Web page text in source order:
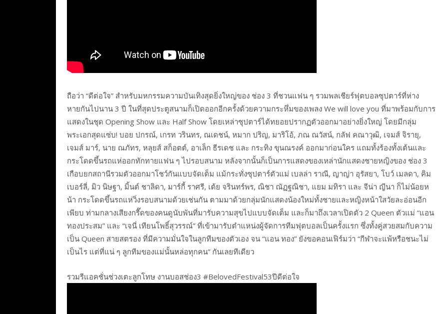
ถือว่า “ดีต่อใจ” สำหรับมหกรรมความบันเทิงสุดยิ่งใหญ่ของ ช่อง 3 ที่ชวนแฟน ๆ รวมพลเชียร์ฟุตบอลซุปตาร์ที่ห่าง
หายกันไปนาน 3 ปี ในที่สุดประตูสนามก็เปิดออกอีกครั้งด้วยความกระหึ่มของเพลง We will love you ที่มาพร้อมกับการ
แสดงในชุด Opening Show และ Half Show โดยเหล่าซุปตาร์ได้ทยอยปรากฏตัวออกมาอย่างยิ่งใหญ่ โดยมีกลุ่ม
พระเอกสุดแซ่บ! บอย ปกรณ์, เกรท วรินทร, ณเดชน์, หมาก ปริญ, มาริโอ้, ภณ ณวัสน์, กลัฟ คณาวุฒิ, เจมส์ จิรายุ,
เจมส์ มาร์, นาย ณภัทร, หลุยส์ สก็อตต์, อาเล็ก ธีรเดช และ กระทิง ขุนณรงค์ ออกมาก่อนใคร แถมทั้งร้องทั้งเต้นและ
กระโดดขึ้นรถแห่ออกทักทายแฟน ๆ ไปรอบสนาม หลังจากนั้นก็เป็นการแสดงของเหล่านักแสดงชายหญิงของ ช่อง 3
เกือบยกสถานีรวมตัวออกมาโชว์กันแบบจัดเต็ม แม้กระทั่งซุปตาร์ตัวแม่ เบลล่า ราณี, ญาญ่า อุรัสยา, โบว์ เมลดา, คิม
เบอร์ลี่, มิว นิษฐา, มิ้นต์ ชาลิดา, มาร์กี้ ราศรี, เต้ย จรินทร์พร, ณิชา ณัฏฐณิชา, แยม มทิรา และ จีน่า ญีนา ก็ไม่น้อยห
น้า กระโดดขึ้นรถแห่วิ่งรอบสนามด้วยเช่นกัน ตามมาด้วยกลุ่มนักแสดงน้องใหม่ทั้งชายและหญิงหน้าใสวัยละอ่อนอีก
เพียบ ท่ามกลางเสียงกรี๊ดของคนดูนับพันที่มารับความสุขไปแบบจัดเต็ม และก็มาถึงเวลาเปิดตัว 2 Queen ตัวแม่ “แอน
ทองประสม” และ “เจนี่ เทียนโพธิ์สุวรรณ์” ที่เข้ามารับตำแหน่งผู้จัดการทีมฟุตบอลเป็นครั้งแรก ซึ่งทั้งคู่สวยสมกับความ
เป็น Queen สายสตรอง ที่มีความมั่นใจในลูกทีมของตัวเอง จน “แอน ทอง” ยังขอคอนเฟิร์มว่า “กีฬาจะแพ้หรือชนะไม่
เป็นไร แต่ที่แน่ ๆ ลูกทีมของแม่นั้นหล่อทุกคน” กันเลยทีเดียว
รวมรีแอคชั่นช่วงเตะลูกโทษ งานบอสช่อง3 #BelovedFestival53ปีดีต่อใจ